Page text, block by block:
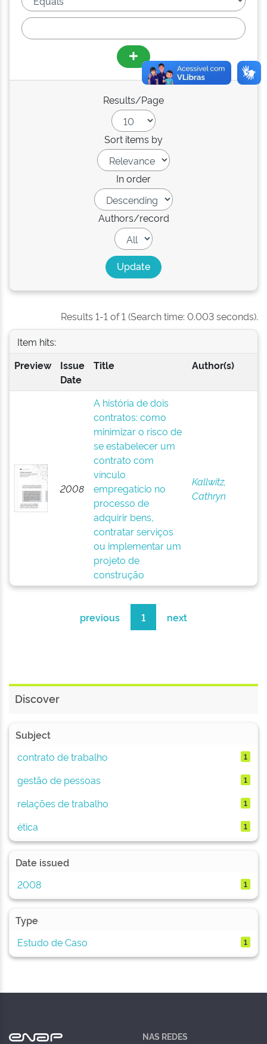
Results/Page
Sort items by
In order
Authors/record
Results 1-1 of 1 (Search time: 0.003 seconds).
Item hits:
Preview
Issue
Date
Title Author(s)
2008
A história de dois
contratos: como
minimizar o risco de
se estabelecer um
contrato com
vínculo
empregatício no
processo de
adquirir bens,
contratar serviços
ou implementar um
projeto de
construção
Kallwitz,
Cathryn
previous 1 next
Discover
Subject
contrato de trabalho
1
gestão de pessoas 1
relações de trabalho 1
ética 1
Date issued
2008
1
Type
Estudo de Caso
1
NAS REDES